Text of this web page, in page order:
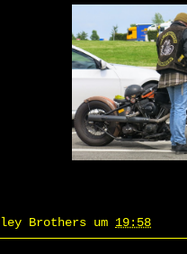
Brothers um 19:58